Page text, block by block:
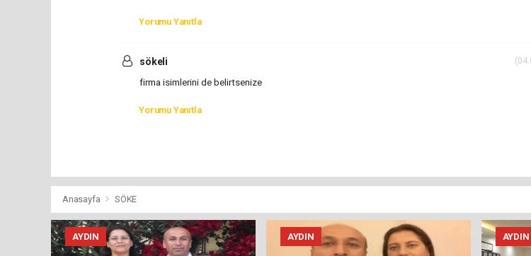
Yorumu Yanıtla
sökeli
firma isimlerini de belirtsenize
Yorumu Yanıtla
Anasayfa SÖKE
AYDIN AYDIN AYDIN